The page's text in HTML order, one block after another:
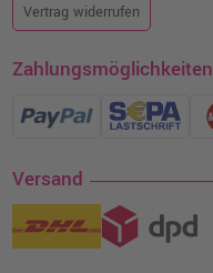
Vertrag widerrufen
Zahlungsmöglichkeiten
Versand